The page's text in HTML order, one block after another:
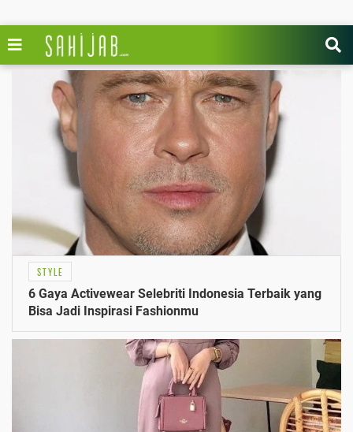
STYLE
6 Gaya Activewear Selebriti Indonesia Terbaik yang
Bisa Jadi Inspirasi Fashionmu